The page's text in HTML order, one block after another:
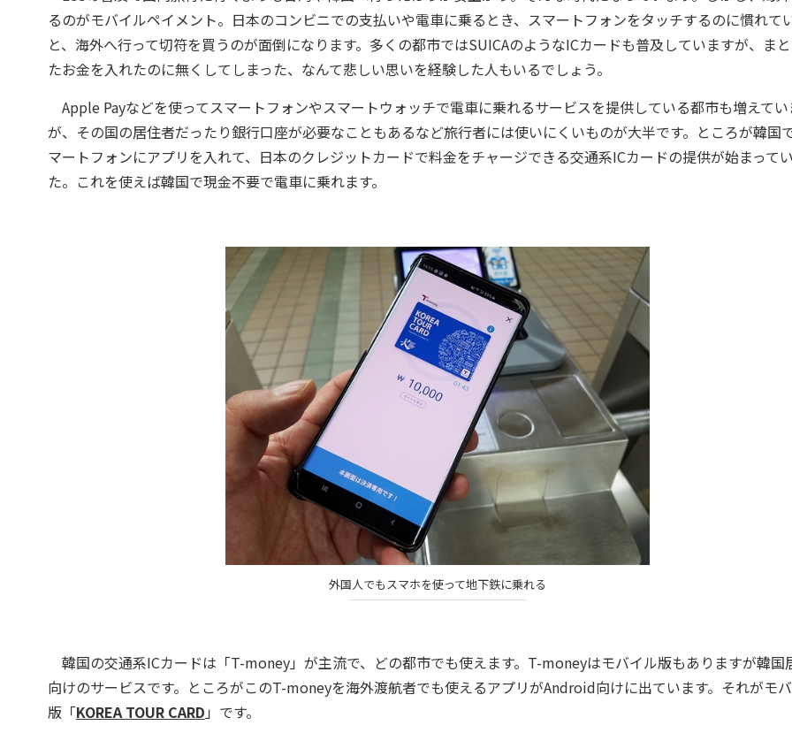
るのがモバイルペイメント。日本のコンビニでの支払いや電車に乗るとき、スマートフォンをタッチするのに慣れて
と、海外へ行って切符を買うのが面倒になります。多くの都市ではSUICAのようなICカードも普及していますが、ま
たお金を入れたのに無くしてしまった、なんて悲しい思いを経験した人もいるでしょう。
Apple Payなどを使ってスマートフォンやスマートウォッチで電車に乗れるサービスを提供している都市も増えて
が、その国の居住者だったり銀行口座が必要なこともあるなど旅行者には使いにくいものが大半です。ところが韓国
マートフォンにアプリを入れて、日本のクレジットカードで料金をチャージできる交通系ICカードの提供が始まって
た。これを使えば韓国で現金不要で電車に乗れます。
外国人でもスマホを使って地下鉄に乗れる
韓国の交通系ICカードは「T-money」が主流で、どの都市でも使えます。T-moneyはモバイル版もありますが韓国
向けのサービスです。ところがこのT-moneyを海外渡航者でも使えるアプリがAndroid向けに出ています。それがモ
版「KOREA TOUR CARD 」です。